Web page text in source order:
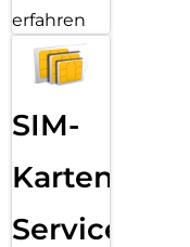
erfahren
SIM-
Karten
Service: